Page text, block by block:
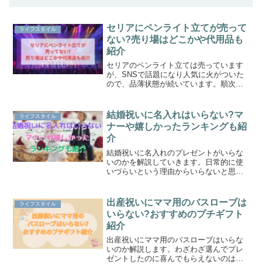
ライフスタイル
セリアにペンライト立てが売って
ない?売り場はどこかや代用品も
紹介
セリアのペンライト立ては売っています
が、SNSで話題になり人気に火がついた
ので、品薄状態が続いています。順次入
代用品についても3つ紹介していますので
ぜひ参考にしてくださいね。
ライフスタイル
結婚祝いに名入れはいらない?マ
ナーや嬉しかったランキングも紹
介
結婚祝いに名入れのプレゼントがいらな
いのかを解説していきます。日常的に使
いづらいという理由からいらないと思わ
います。それぞれ詳しく解説していくの
でぜひ参考にして下さい。
ライフスタイル
出産祝いにママ用のバスローブは
いらない?おすすめのプチギフト
紹介
出産祝いにママ用のバスローブはいらな
いのか解説します。わざわざ選んでプレ
ゼントしたのに喜んでもらえないのは悲